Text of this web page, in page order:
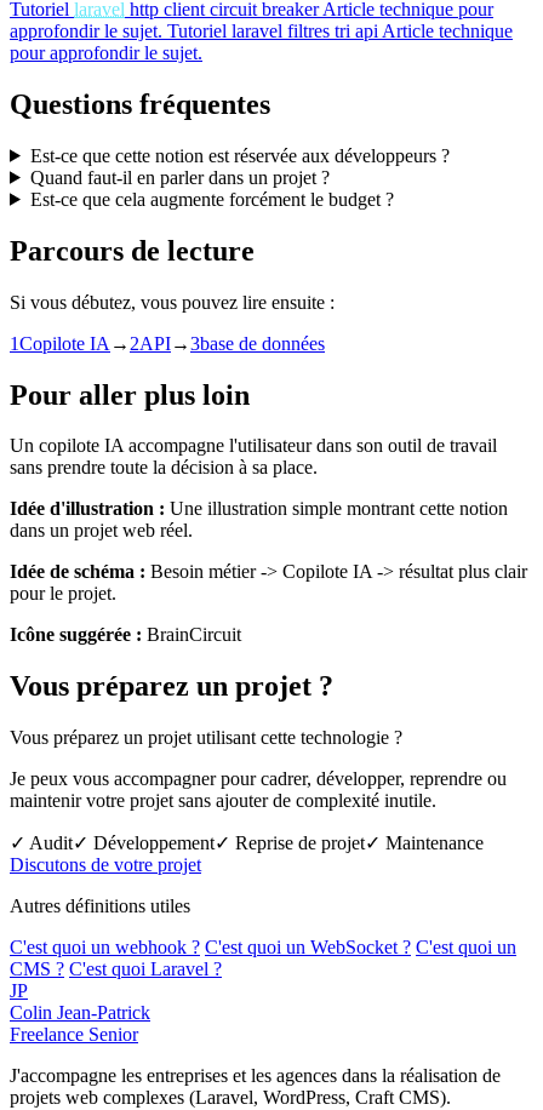
Tutoriel laravel http client circuit breaker Article technique pour
approfondir le sujet. Tutoriel laravel filtres tri api Article technique
pour approfondir le sujet.
Questions fréquentes
Est-ce que cette notion est réservée aux développeurs ?
Quand faut-il en parler dans un projet ?
Est-ce que cela augmente forcément le budget ?
Parcours de lecture
Si vous débutez, vous pouvez lire ensuite :
1Copilote IA → 2API→3base de données
Pour aller plus loin
Un copilote IA accompagne l'utilisateur dans son outil de travail
sans prendre toute la décision à sa place.
Idée d'illustration : Une illustration simple montrant cette notion
dans un projet web réel.
Idée de schéma : Besoin métier -> Copilote IA -> résultat plus clair
pour le projet.
Icône suggérée : BrainCircuit
Vous préparez un projet ?
Vous préparez un projet utilisant cette technologie ?
Je peux vous accompagner pour cadrer, développer, reprendre ou
maintenir votre projet sans ajouter de complexité inutile.
✓ Audit✓ Développement✓ Reprise de projet✓ Maintenance
Discutons de votre projet
Autres définitions utiles
C'est quoi un webhook ? C'est quoi un WebSocket ? C'est quoi un
CMS ? C'est quoi Laravel ?
JP
Colin Jean-Patrick
Freelance Senior
J'accompagne les entreprises et les agences dans la réalisation de
projets web complexes (Laravel, WordPress, Craft CMS).